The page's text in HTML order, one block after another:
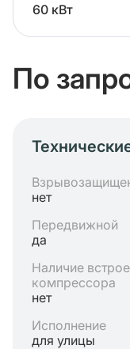
60 кВт
По
нет
Передвижной
да
Наличие
компрессора
нет
Исполнение
для улицы